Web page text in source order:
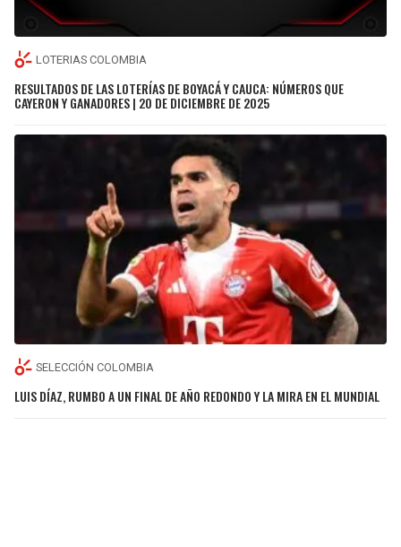
LOTERIAS COLOMBIA
RESULTADOS DE LAS LOTERÍAS DE BOYACÁ Y CAUCA: NÚMEROS QUE
CAYERON Y GANADORES | 20 DE DICIEMBRE DE 2025
SELECCIÓN COLOMBIA
LUIS DÍAZ, RUMBO A UN FINAL DE AÑO REDONDO Y LA MIRA EN EL MUNDIAL